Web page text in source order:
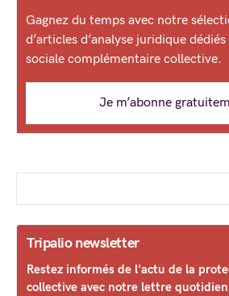
Gagnez du temps avec notre
d’articles d’analyse juridique
sociale complémentaire collective.
Je m’abonne
Tripalio newsletter
Restez informés de l'actu de la
collective avec notre lettre